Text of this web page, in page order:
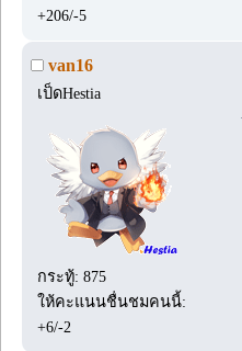
+206/-5
van16
เป็ดHestia
กระทู้: 875
ให้คะแนนชื่นชมคนนี้:
+6/-2